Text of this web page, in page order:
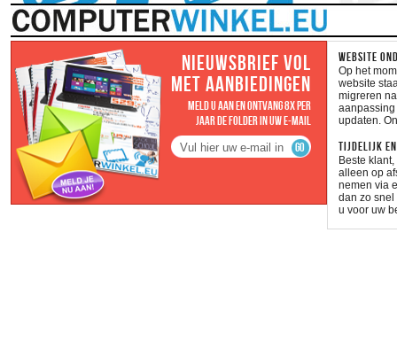
NIEUWSBRIEF VOL
MET AANBIEDINGEN
MELD U AAN EN ONTVANG 8X PER
JAAR DE FOLDER IN UW E-MAIL
WEBSITE
Op het
website
migreren
updaten.
TIJDELIJK
Beste
alleen op
nemen via
dan zo snel
u voor uw